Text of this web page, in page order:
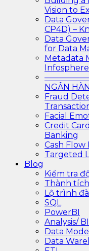
Vision to
Data
CP4D) –
Data
for Data
Metadata
NGÂN
Fraud
Facial
Credit
Banking
Cash Flow
Targeted
Blog
Kiểm tra
Thành
Lộ trình
SQL
PowerBI
Analysis/
Data
Data